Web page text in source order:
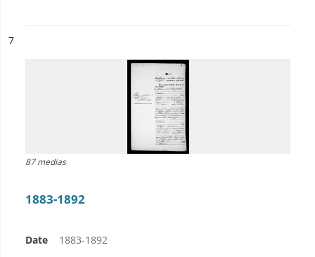
n°
7
87 medias
1883-1892
Date 1883-1892